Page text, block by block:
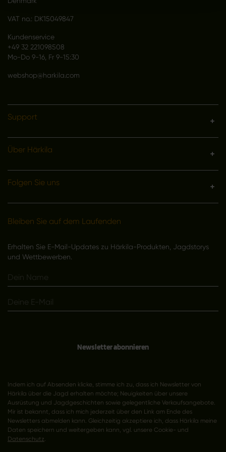
VAT no.: DK15049847
Kundenservice
+49 32 221098508
Mo-Do 9-16, Fr 9-15:30
webshop@harkila.com
Support
Über Härkila
Folgen Sie uns
Bleiben Sie auf dem Laufenden
Erhalten Sie E-Mail-Updates zu Härkila-Produkten, Jagdstorys
und Wettbewerben.
Newsletter abonnieren
Indem ich auf Absenden klicke, stimme ich zu, dass ich Newsletter von
Härkila über die Jagd erhalten möchte; Neuigkeiten über unsere
Ausrüstung und Jagdgeschichten sowie gelegentliche Verkaufsangebote.
Mir ist bekannt, dass ich mich jederzeit über den Link am Ende des
Newsletters abmelden kann. Gleichzeitig akzeptiere ich, dass Härkila meine
Daten speichern und weitergeben kann, vgl. unsere Cookie- und
Datenschutz.